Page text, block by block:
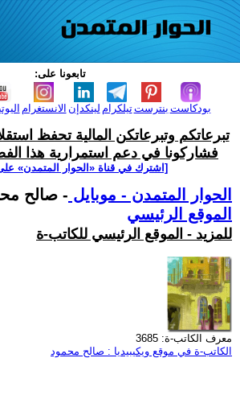
تابعونا على:
الانستغرام لينكدإن تيلكرامبنترست بودكاست
تبرعاتكم وتبرعاتكن المالية تحفظ
فشاركونا في دعم استمرارية هذا
[اشترك في قناة ‫«الحوار المتمدن»
الحوار المتمدن - موبايل - صالح
الموقع الرئيسي
للمزيد - الموقع الرئيسي للكاتب-ة
معرف الكاتب-ة: 3685
الكاتب-ة في موقع ويكيبيديا : صالح محمود